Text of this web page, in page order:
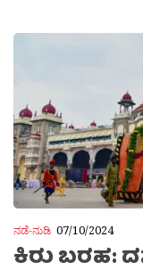
ನಡೆ-ನುಡಿ 07/10/2024
ಕಿರು ಬರಹ: